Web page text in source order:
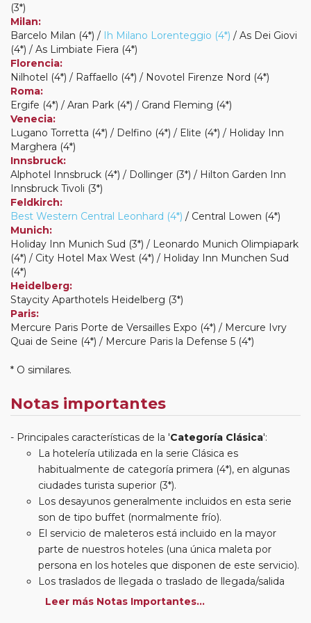
(3*)
Milan:
Barcelo Milan (4*) / Ih Milano Lorenteggio (4*) / As Dei Giovi
(4*) / As Limbiate Fiera (4*)
Florencia:
Nilhotel (4*) / Raffaello (4*) / Novotel Firenze Nord (4*)
Roma:
Ergife (4*) / Aran Park (4*) / Grand Fleming (4*)
Venecia:
Lugano Torretta (4*) / Delfino (4*) / Elite (4*) / Holiday Inn
Marghera (4*)
Innsbruck:
Alphotel Innsbruck (4*) / Dollinger (3*) / Hilton Garden Inn
Innsbruck Tivoli (3*)
Feldkirch:
Best Western Central Leonhard (4*) / Central Lowen (4*)
Munich:
Holiday Inn Munich Sud (3*) / Leonardo Munich Olimpiapark
(4*) / City Hotel Max West (4*) / Holiday Inn Munchen Sud
(4*)
Heidelberg:
Staycity Aparthotels Heidelberg (3*)
Paris:
Mercure Paris Porte de Versailles Expo (4*) / Mercure Ivry
Quai de Seine (4*) / Mercure Paris la Defense 5 (4*)
* O similares.
Notas importantes
Principales características de la 'Categoría Clásica':
La hotelería utilizada en la serie Clásica es
habitualmente de categoría primera (4*), en algunas
ciudades turista superior (3*).
Los desayunos generalmente incluidos en esta serie
son de tipo buffet (normalmente frío).
El servicio de maleteros está incluido en la mayor
parte de nuestros hoteles (una única maleta por
persona en los hoteles que disponen de este servicio).
Los traslados de llegada o traslado de llegada/salida
estarán incluidos según itinerario.
Leer más Notas Importantes...